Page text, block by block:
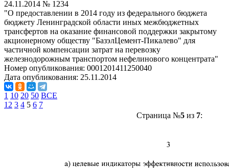
24.11.2014 № 1234
"О предоставлении в 2014 году из федерального бюджета
бюджету Ленинградской области иных межбюджетных
трансфертов на оказание финансовой поддержки закрытому
акционерному обществу "БазэлЦемент-Пикалево" для
частичной компенсации затрат на перевозку
железнодорожным транспортом нефелинового концентрата"
Номер опубликования: 0001201411250040
Дата опубликования: 25.11.2014
1 10 20 50 ВСЕ
1 2 3 4 5 6 7
Страница №5из 7: